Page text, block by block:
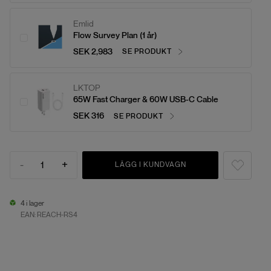
Emlid
Flow Survey Plan (1 år)
SEK 2,983
SE PRODUKT
LKTOP
65W Fast Charger & 60W USB-C Cable
SEK 316
SE PRODUKT
- 1 + LÄGG I KUNDVAGN
4 i lager
EAN: REACH-RS4